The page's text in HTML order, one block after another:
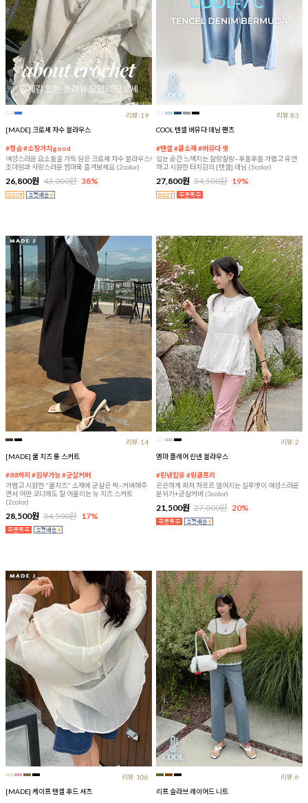
리뷰:19
[MADE] 크로셰 자수 블라우스
#청순 #소장가치good
여성스러운 요소들을 가득 담은 크로셰 자수 블라우스!
조아맘과 사랑스러운 썸머룩 즐겨보세요 (2color)
26,800원 43,000원 38%
리뷰:83
COOL 텐셀 버뮤다 데님 팬츠
#텐셀 #쿨소재 #버뮤다 핏
입는 순간 느껴지는 찰랑찰랑~후들후들 가볍고 유연
하고 시원한 터치감의 [텐셀] 데님 (5color)
27,800원 34,500원 19%
리뷰:14
[MADE] 쿨 치즈 롱 스커트
#88까지 #임부가능 #군살커버
가볍고 시원한 "쿨치즈" 소재에 군살은 싹~커버해주
면서 어떤 코디에도 잘 어울리는 뉴 치즈 스커트
(2color)
28,500원 34,500원 17%
리뷰:2
엠마 플레어 린넨 블라우스
#린넨함유 #링클프리
은은하게 퍼져 차르르 떨어지는 실루엣이 여성스러운
분위기+군살커버 (3color)
21,500원 27,000원 20%
리뷰:106
[MADE] 케이프 텐셀 후드 셔츠
리뷰:6
리프 슬라브 레이어드 니트